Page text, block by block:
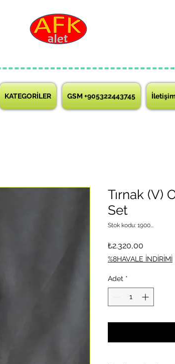
KATEGORİLER GSM +905322443745
Tırnak (V)
Set
Stok kodu: 1900...
₺2.320,00
%8HAVALE İNDİRİMİ
Adet *